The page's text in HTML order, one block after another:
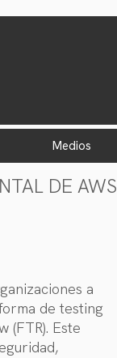
medios
DE AWS
a
de testing
(FTR). Este